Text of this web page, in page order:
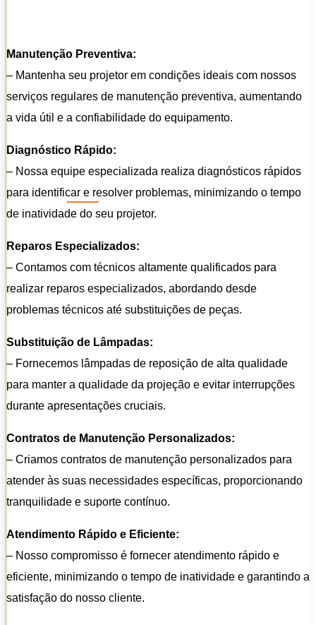
Manutenção Preventiva:
– Mantenha seu projetor em condições ideais com nossos
serviços regulares de manutenção preventiva, aumentando
a vida útil e a confiabilidade do equipamento.
Diagnóstico Rápido:
– Nossa equipe especializada realiza diagnósticos rápidos
para identificar e resolver problemas, minimizando o tempo
de inatividade do seu projetor.
Reparos Especializados:
– Contamos com técnicos altamente qualificados para
realizar reparos especializados, abordando desde
problemas técnicos até substituições de peças.
Substituição de Lâmpadas:
– Fornecemos lâmpadas de reposição de alta qualidade
para manter a qualidade da projeção e evitar interrupções
durante apresentações cruciais.
Contratos de Manutenção Personalizados:
– Criamos contratos de manutenção personalizados para
atender às suas necessidades específicas, proporcionando
tranquilidade e suporte contínuo.
Atendimento Rápido e Eficiente:
– Nosso compromisso é fornecer atendimento rápido e
eficiente, minimizando o tempo de inatividade e garantindo a
satisfação do nosso cliente.